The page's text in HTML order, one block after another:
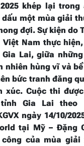
khép lại trong
dấu một mùa giải
đợi. Sự kiện do
Việt Nam thực
Lai, giữa
nhiên hùng vĩ và
bức tranh đăng
xúc. Cuộc thi
tỉnh Gia Lai theo
ngày 14/10/
tại Mỹ – Đặng
của mùa giải